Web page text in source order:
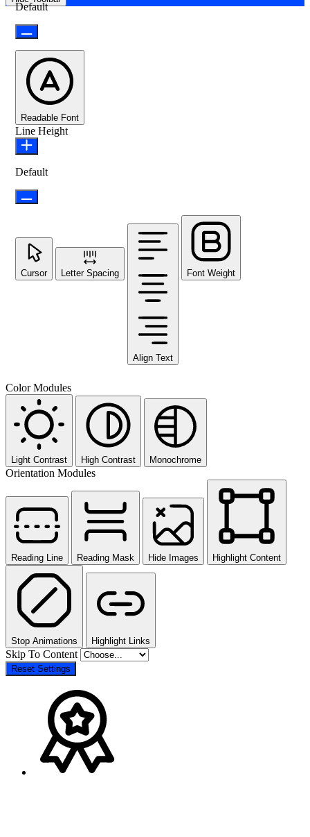
Default
Readable Font
Line Height
Default
Cursor Letter Spacing
Align Text
Font Weight
Color Modules
Light Contrast High Contrast Monochrome
Orientation Modules
Reading Line Reading Mask Hide Images Highlight Content
Stop Animations Highlight Links
Skip To Content
Reset Settings